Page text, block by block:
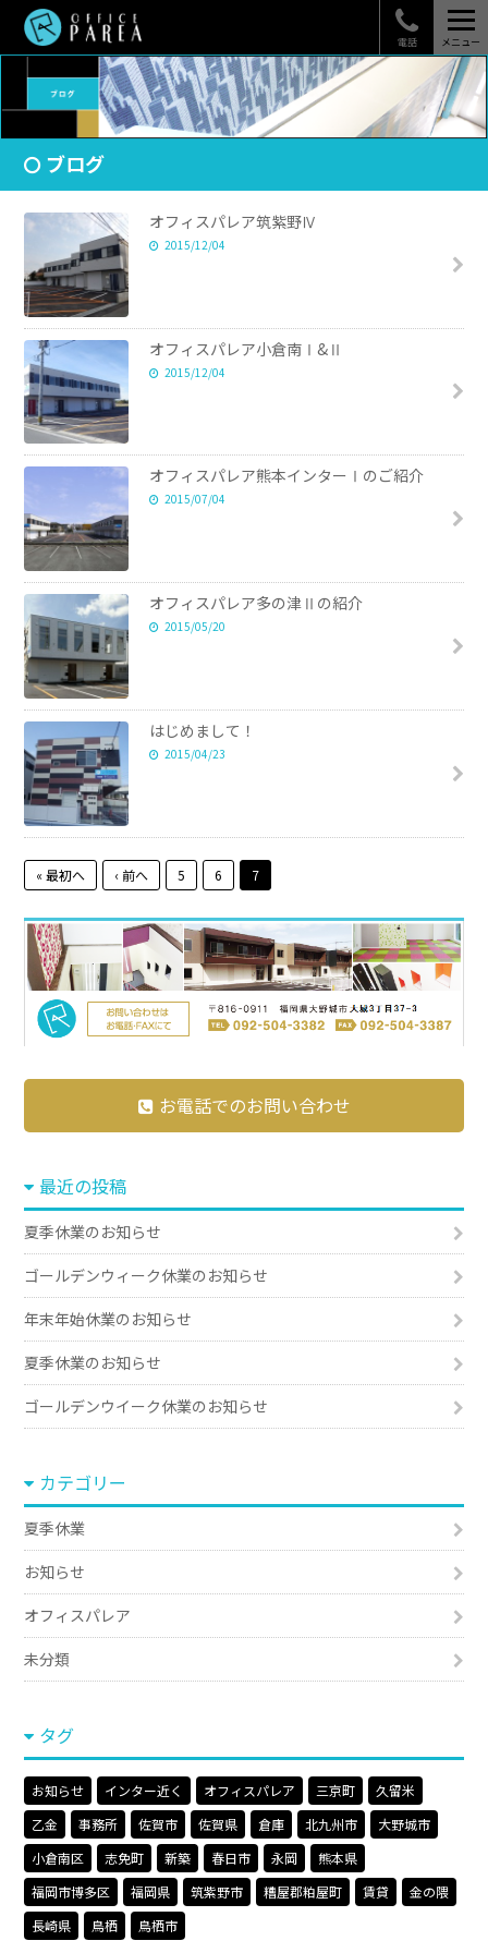
電話 メニュー
ブログ
オフィスパレア筑紫野Ⅳ
2015/12/04
オフィスパレア小倉南Ⅰ&Ⅱ
2015/12/04
オフィスパレア熊本インターⅠのご紹介
2015/07/04
オフィスパレア多の津Ⅱの紹介
2015/05/20
はじめまして！
2015/04/23
« 最初へ ‹ 前へ 5 6 7
お電話でのお問い合わせ
最近の投稿
夏季休業のお知らせ
ゴールデンウィーク休業のお知らせ
年末年始休業のお知らせ
夏季休業のお知らせ
ゴールデンウイーク休業のお知らせ
カテゴリー
夏季休業
お知らせ
オフィスパレア
未分類
タグ
お知らせ インター近く オフィスパレア 三京町
久留米
乙金
事務所 佐賀市 佐賀県 倉庫 北九州市
大野城市
小倉南区
志免町 新築 春日市 永岡
熊本県
福岡市博多区
福岡県 筑紫野市 糟屋郡粕屋町 賃貸
金の隈
長崎県
鳥栖 鳥栖市